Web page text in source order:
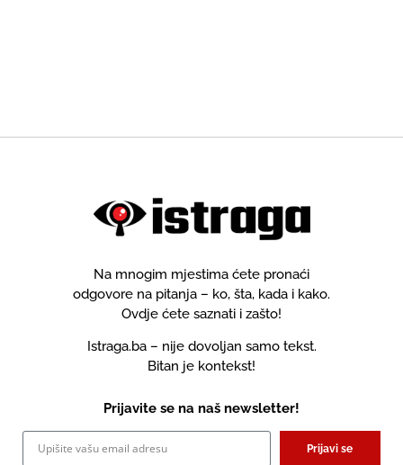
Na mnogim mjestima ćete pronaći
odgovore na pitanja – ko, šta, kada i kako.
Ovdje ćete saznati i zašto!
Istraga.ba – nije dovoljan samo tekst.
Bitan je kontekst!
Prijavite se na naš newsletter!
Prijavi se